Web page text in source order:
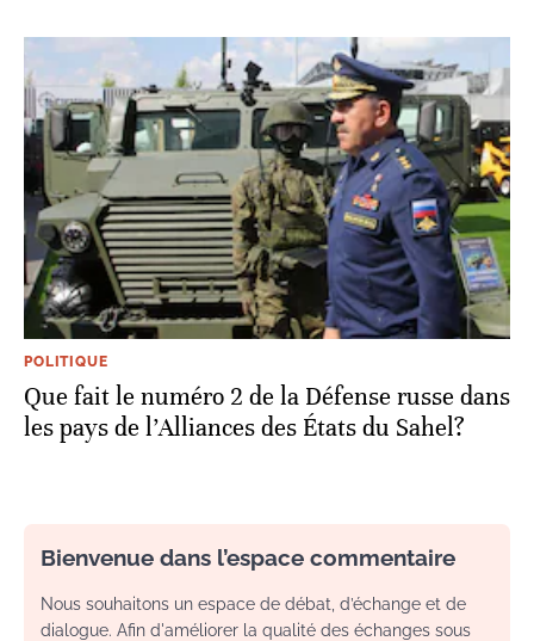
POLITIQUE
Que fait le numéro 2 de la Défense russe dans
les pays de l’Alliances des États du Sahel?
Bienvenue dans l’espace commentaire
Nous souhaitons un espace de débat, d’échange et de
dialogue. Afin d'améliorer la qualité des échanges sous